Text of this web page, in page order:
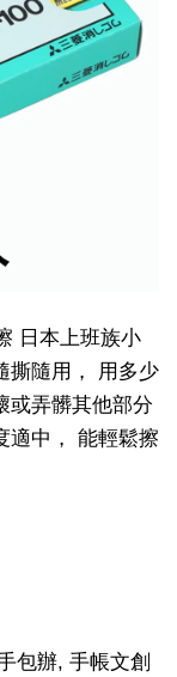
日本上班族小
撕隨用， 用多少
或弄髒其他部分
適中， 能輕鬆擦
包辦, 手帳文創